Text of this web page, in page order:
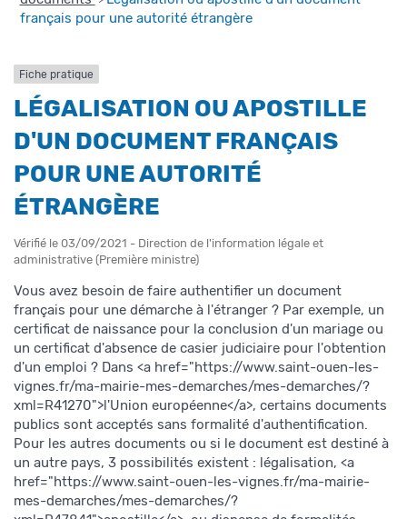
français pour une autorité étrangère
Fiche pratique
LÉGALISATION OU APOSTILLE
D'UN DOCUMENT FRANÇAIS
POUR UNE AUTORITÉ
ÉTRANGÈRE
Vérifié le 03/09/2021 - Direction de l'information légale et
administrative (Première ministre)
Vous avez besoin de faire authentifier un document
français pour une démarche à l'étranger ? Par exemple, un
certificat de naissance pour la conclusion d'un mariage ou
un certificat d'absence de casier judiciaire pour l'obtention
d'un emploi ? Dans <a href="https://www.saint-ouen-les-
vignes.fr/ma-mairie-mes-demarches/mes-demarches/?
xml=R41270">l'Union européenne</a>, certains documents
publics sont acceptés sans formalité d'authentification.
Pour les autres documents ou si le document est destiné à
un autre pays, 3 possibilités existent : légalisation, <a
href="https://www.saint-ouen-les-vignes.fr/ma-mairie-
mes-demarches/mes-demarches/?